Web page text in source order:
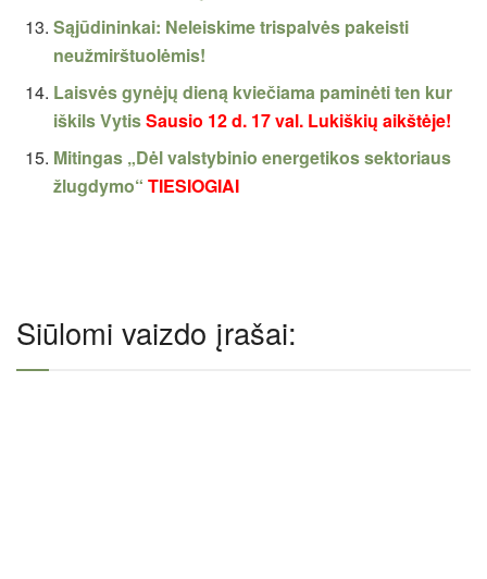
Sąjūdininkai: Neleiskime trispalvės pakeisti
neužmirštuolėmis!
Laisvės gynėjų dieną kviečiama paminėti ten kur
iškils VytisSausio 12 d. 17 val. Lukiškių aikštėje!
Mitingas „Dėl valstybinio energetikos sektoriaus
žlugdymo“TIESIOGIAI
Siūlomi vaizdo įrašai: